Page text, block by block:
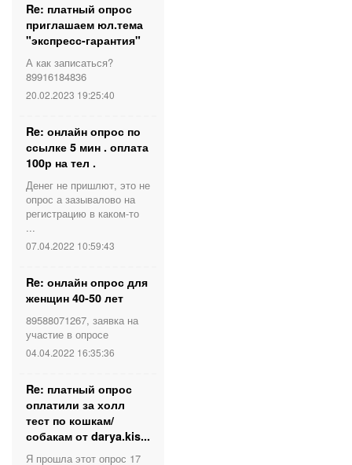
Re: платный опрос
приглашаем юл.тема
"экспресс-гарантия"
А как записаться?
89916184836
20.02.2023 19:25:40
Re: онлайн опрос по
ссылке 5 мин . оплата
100р на тел .
Денег не пришлют, это не
опрос а зазывалово на
регистрацию в каком-то
...
07.04.2022 10:59:43
Re: онлайн опрос для
женщин 40-50 лет
89588071267, заявка на
участие в опросе
04.04.2022 16:35:36
Re: платный опрос
оплатили за холл
тест по кошкам/
собакам от darya.kis...
Я прошла этот опрос 17